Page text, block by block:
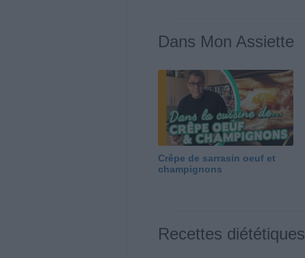
Dans Mon Assiette
Crêpe de sarrasin oeuf et
champignons
Recettes diététiques